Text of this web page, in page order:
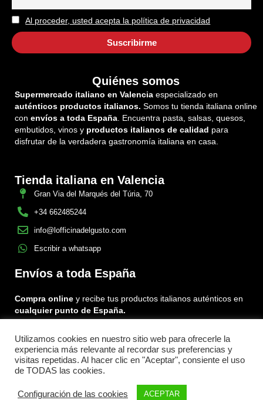
Al proceder, usted acepta la política de privacidad
Quiénes somos
Supermercado italiano en Valencia especializado en
auténticos productos italianos. Somos tu tienda italiana online
con envíos a toda España. Encuentra pasta, salsas, quesos,
embutidos, vinos y productos italianos de calidad para
disfrutar de la verdadera gastronomía italiana en casa.
Tienda italiana en Valencia
Gran Via del Marqués del Túria, 70
+34 662485244
info@lofficinadelgusto.com
Escribir a whatsapp
Envíos a toda España
Compra online y recibe tus productos italianos auténticos en
cualquier punto de España.
Encuéntranos en:
FacebookInstagram
Tiktok
Menu
Utilizamos cookies en nuestro sitio web para ofrecerle la
experiencia más relevante al recordar sus preferencias y
visitas repetidas. Al hacer clic en "Aceptar", consiente el uso
de TODAS las cookies.
Configuración de las cookies ACEPTAR